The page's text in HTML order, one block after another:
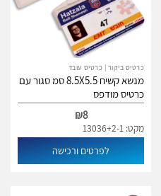
כרטיס ביקור | כרטיס עובד
מנשא קשיח 8.5X5.5 סמ סגור עם
כרטיס מודפס
₪8
מקט: 13036+2-1
לפרטים ורכישה